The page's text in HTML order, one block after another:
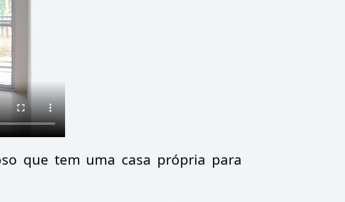
que tem uma casa própria para